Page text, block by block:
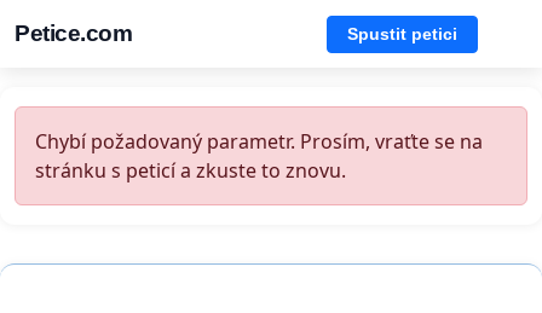
Petice.com Spustit petici
Chybí požadovaný parametr. Prosím, vraťte se na
stránku s peticí a zkuste to znovu.